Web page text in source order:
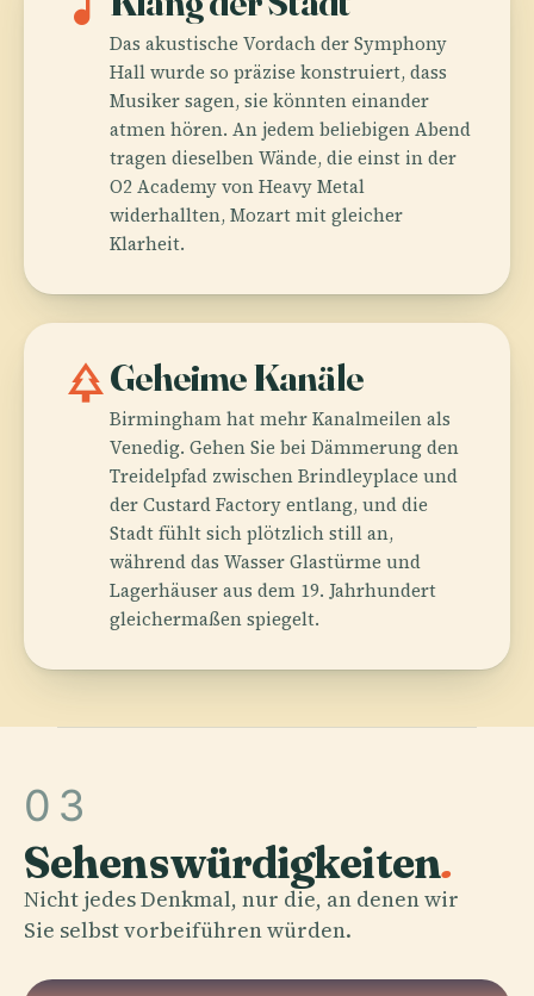
Das akustische Vordach der Symphony
Hall wurde so präzise konstruiert, dass
Musiker sagen, sie könnten einander
atmen hören. An jedem beliebigen Abend
tragen dieselben Wände, die einst in der
O2 Academy von Heavy Metal
widerhallten, Mozart mit gleicher
Klarheit.
parkGeheime Kanäle
Birmingham hat mehr Kanalmeilen als
Venedig. Gehen Sie bei Dämmerung den
Treidelpfad zwischen Brindleyplace und
der Custard Factory entlang, und die
Stadt fühlt sich plötzlich still an,
während das Wasser Glastürme und
Lagerhäuser aus dem 19. Jahrhundert
gleichermaßen spiegelt.
03
Sehenswürdigkeiten.
Nicht jedes Denkmal, nur die, an denen wir
Sie selbst vorbeiführen würden.